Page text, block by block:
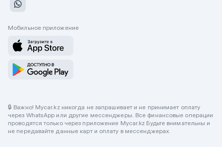
Мобильное приложение
🔒 Важно! Mycar.kz никогда не запрашивает и не принимает оплату
через WhatsApp или другие мессенджеры. Все финансовые операции
проводятся только через приложение Mycar.kz Будьте внимательны и
не передавайте данные карт и оплату в мессенджерах.